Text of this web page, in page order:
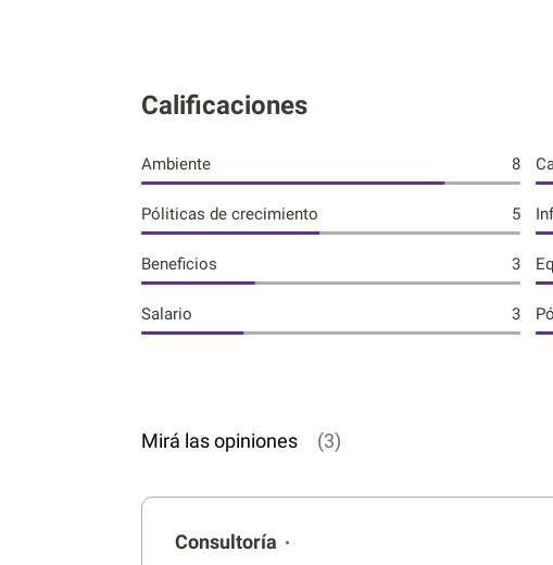
Calificaciones
Ambiente 8
Póliticas de crecimiento 5
Beneficios 3
Salario 3
Mirá las opiniones (3)
Consultoría •